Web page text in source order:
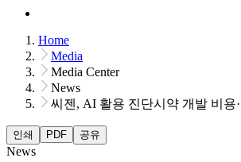
Home
Media
Media Center
News
씨젠, AI 활용 진단시약 개발 비용
인쇄 PDF 공유
News